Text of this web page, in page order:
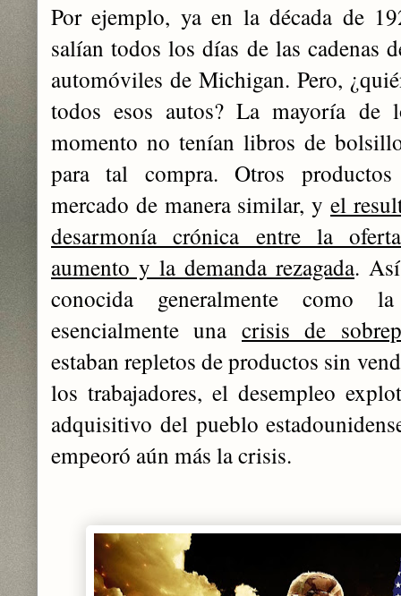
Por ejemplo, ya en la década de
salían todos los días de las cadenas
automóviles de Michigan. Pero,
todos esos autos? La mayoría de
momento no tenían libros de
para tal compra. Otros
mercado de manera similar, yel
desarmonía crónica entre la
aumento y la demanda rezagada.
conocida generalmente como
esencialmente una crisis de
estaban repletos de productos sin
los trabajadores, el desempleo
adquisitivo del pueblo
empeoró aún más la crisis.